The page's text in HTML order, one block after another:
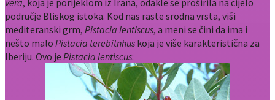
vera, koja je porijeklom iz Irana, odakle se proširila na cijelo
područje Bliskog istoka. Kod nas raste srodna vrsta, viši
mediteranski grm, Pistacia lentiscus, a meni se čini da ima i
nešto malo Pistacia terebitnhus koja je više karakteristična za
Iberiju. Ovo je Pistacia lentiscus: